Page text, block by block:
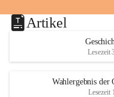
Artikel
Lesezeit
Wahlergebnis der
Lesezeit